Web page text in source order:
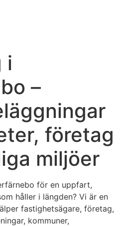
i
–
företag
miljöer
för en uppfart,
håller i längden? Vi är en
fastighetsägare, företag,
kommuner,